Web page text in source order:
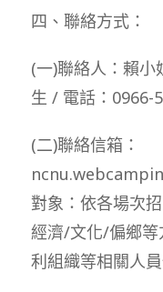
四、聯絡方式：
(一)聯絡人：賴
生 / 電話：0966-
(二)聯絡信箱：
對象：依各場次
經濟/文化/偏鄉等
利組織等相關人